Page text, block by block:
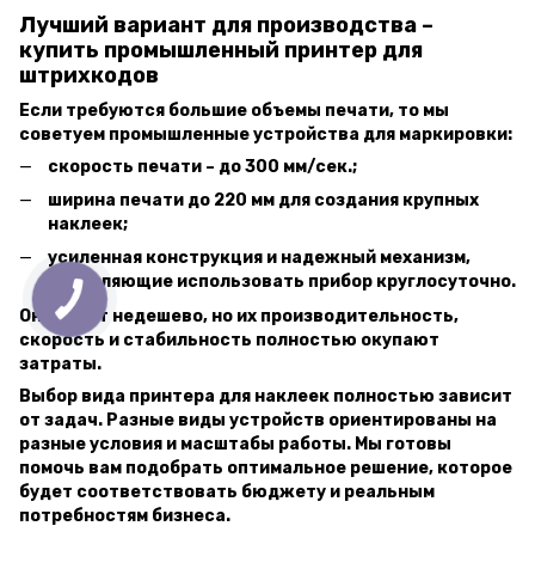
Лучший вариант для производства –
купить промышленный принтер для
штрихкодов
Если требуются большие объемы печати, то мы
советуем промышленные устройства для маркировки:
скорость печати – до 300 мм/сек.;
ширина печати до 220 мм для создания крупных
наклеек;
усиленная конструкция и надежный механизм,
позволяющие использовать прибор круглосуточно.
Они стоят недешево, но их производительность,
скорость и стабильность полностью окупают
затраты.
Выбор вида принтера для наклеек полностью зависит
от задач. Разные виды устройств ориентированы на
разные условия и масштабы работы. Мы готовы
помочь вам подобрать оптимальное решение, которое
будет соответствовать бюджету и реальным
потребностям бизнеса.